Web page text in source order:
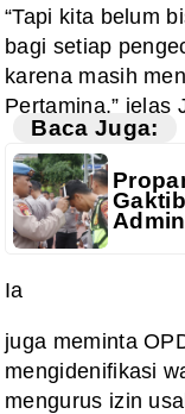
“Tapi kita belum
bagi setiap
karena masih
Pertamina,” jelas
Baca Juga:
Ia
juga meminta
mengidenifikasi
mengurus izin